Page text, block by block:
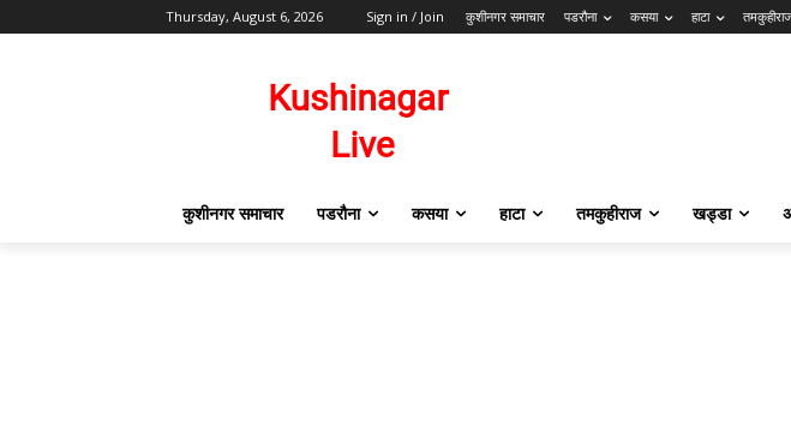
Thursday, August 6, 2026 Sign in / Join कुशीनगर समाचार पडरौना कसया हाटा
कुशीनगर समाचार पडरौना कसया हाटा तमकुहीराज खड्डा